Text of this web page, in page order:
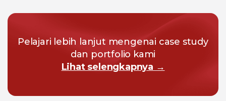
Pelajari lebih lanjut mengenai case study
dan portfolio kami
Lihat selengkapnya →